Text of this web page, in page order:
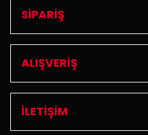
SİPARİŞ
ALIŞVERİŞ
İLETİŞİM